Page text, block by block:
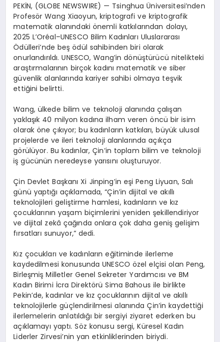
PEKİN, (GLOBE NEWSWIRE) — Tsinghua Üniversitesi’nden
Profesör Wang Xiaoyun, kriptografi ve kriptografik
matematik alanındaki önemli katkılarından dolayı,
2025 L’Oréal–UNESCO Bilim Kadınları Uluslararası
Ödülleri’nde beş ödül sahibinden biri olarak
onurlandırıldı. UNESCO, Wang’in dönüştürücü nitelikteki
araştırmalarının birçok kadını matematik ve siber
güvenlik alanlarında kariyer sahibi olmaya teşvik
ettiğini belirtti.
Wang, ülkede bilim ve teknoloji alanında çalışan
yaklaşık 40 milyon kadına ilham veren öncü bir isim
olarak öne çıkıyor; bu kadınların katkıları, büyük ulusal
projelerde ve ileri teknoloji alanlarında açıkça
görülüyor. Bu kadınlar, Çin’in toplam bilim ve teknoloji
iş gücünün neredeyse yarısını oluşturuyor.
Çin Devlet Başkanı Xi Jinping’in eşi Peng Liyuan, Salı
günü yaptığı açıklamada, “Çin’in dijital ve akıllı
teknolojileri geliştirme hamlesi, kadınların ve kız
çocuklarının yaşam biçimlerini yeniden şekillendiriyor
ve dijital zekâ çağında onlara çok daha geniş gelişim
fırsatları sunuyor,” dedi.
Kız çocukları ve kadınların eğitiminde ilerleme
kaydedilmesi konusunda UNESCO özel elçisi olan Peng,
Birleşmiş Milletler Genel Sekreter Yardımcısı ve BM
Kadın Birimi İcra Direktörü Sima Bahous ile birlikte
Pekin’de, kadınlar ve kız çocuklarının dijital ve akıllı
teknolojilerle güçlendirilmesi alanında Çin’in kaydettiği
ilerlemelerin anlatıldığı bir sergiyi ziyaret ederken bu
açıklamayı yaptı. Söz konusu sergi, Küresel Kadın
Liderler Zirvesi’nin yan etkinliklerinden biriydi.